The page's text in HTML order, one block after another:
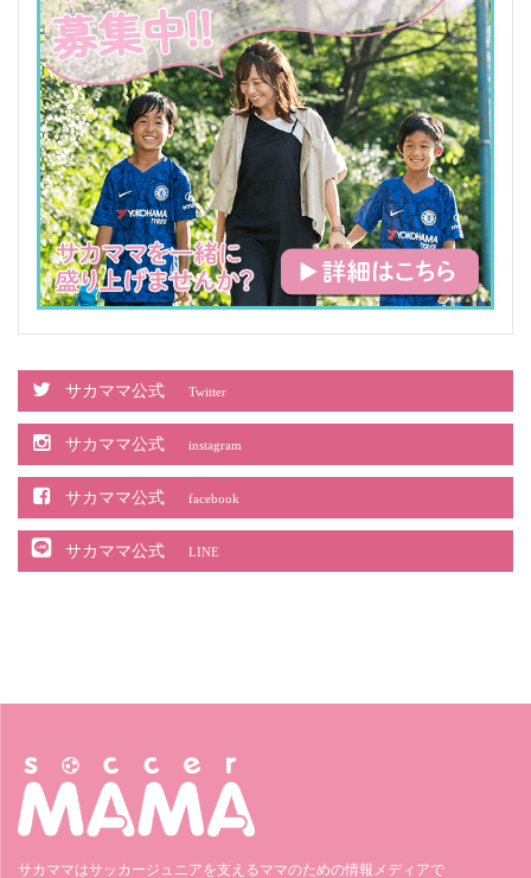
サカママ公式 Twitter
サカママ公式 instagram
サカママ公式 facebook
サカママ公式 LINE
サカママはサッカージュニアを支えるママのための情報メディアで